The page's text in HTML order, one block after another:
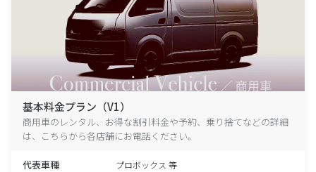
基本料金プラン（V1）
商用車のレンタル、お得な割引料金や予約、乗り捨てなどの詳細
は、こちらから各店舗にお電話ください。
代表車種 プロボックス 等